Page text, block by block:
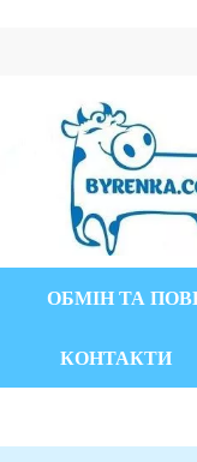
ОБМІН ТА
КОНТАКТИ